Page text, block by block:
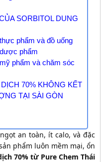
SORBITOL DUNG
phẩm và đồ uống
phẩm
phẩm và chăm sóc
70% KHÔNG KẾT
TẠI SÀI GÒN
an toàn, ít calo, và đặc
phẩm luôn mềm mại, ổn
70% từ Pure Chem Thái